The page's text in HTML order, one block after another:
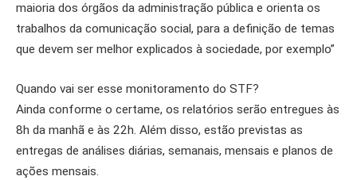
maioria dos órgãos da administração pública e orienta os
trabalhos da comunicação social, para a definição de temas
que devem ser melhor explicados à sociedade, por exemplo”
Quando vai ser esse monitoramento do STF?
Ainda conforme o certame, os relatórios serão entregues às
8h da manhã e às 22h. Além disso, estão previstas as
entregas de análises diárias, semanais, mensais e planos de
ações mensais.